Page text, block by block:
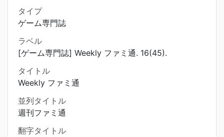
タイプ
ゲーム専門誌
ラベル
[ゲーム専門誌] Weekly ファミ通. 16(45).
タイトル
Weekly ファミ通
並列タイトル
週刊ファミ通
翻字タイトル